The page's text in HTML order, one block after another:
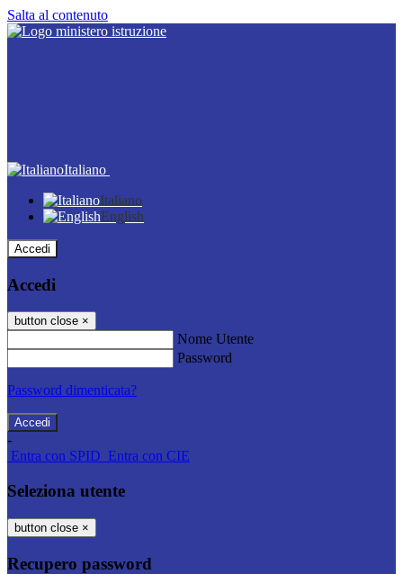
Salta al contenuto
Italiano
Italiano
English
Accedi
Accedi
button close ×
Nome Utente
Password
Password dimenticata?
-
Entra con SPID Entra con CIE
Seleziona utente
button close ×
Recupero password